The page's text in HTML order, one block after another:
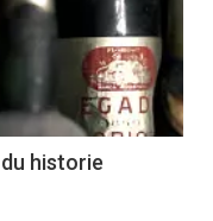
historie